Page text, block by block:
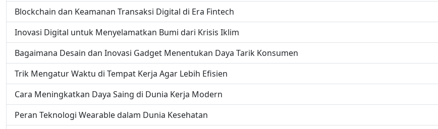
Blockchain dan Keamanan Transaksi Digital di Era Fintech
Inovasi Digital untuk Menyelamatkan Bumi dari Krisis Iklim
Bagaimana Desain dan Inovasi Gadget Menentukan Daya Tarik Konsumen
Trik Mengatur Waktu di Tempat Kerja Agar Lebih Efisien
Cara Meningkatkan Daya Saing di Dunia Kerja Modern
Peran Teknologi Wearable dalam Dunia Kesehatan